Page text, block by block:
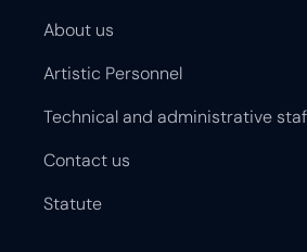
About us
Artistic Personnel
Technical and administrative
Contact us
Statute